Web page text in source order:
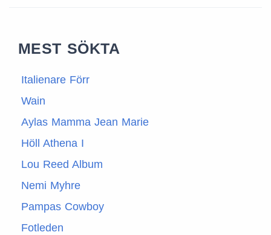
MEST SÖKTA
Italienare Förr
Wain
Aylas Mamma Jean Marie
Höll Athena I
Lou Reed Album
Nemi Myhre
Pampas Cowboy
Fotleden